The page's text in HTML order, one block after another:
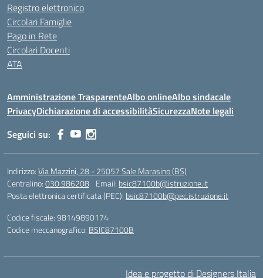
Registro elettronico
Circolari Famiglie
Pago in Rete
Circolari Docenti
ATA
Amministrazione TrasparenteAlbo onlineAlbo sindacale
PrivacyDichiarazione di accessibilitàSicurezzaNote legali
Seguici su:
Indirizzo:Via Mazzini, 28 - 25057 Sale Marasino (BS)
Centralino:030.986208 Email: bsic87100b@istruzione.it
Posta elettronica certificata (PEC): bsic87100b@pec.istruzione.it
Codice fiscale: 98149890174
Codice meccanografico: BSIC87100B
Idea e progetto di Designers Italia